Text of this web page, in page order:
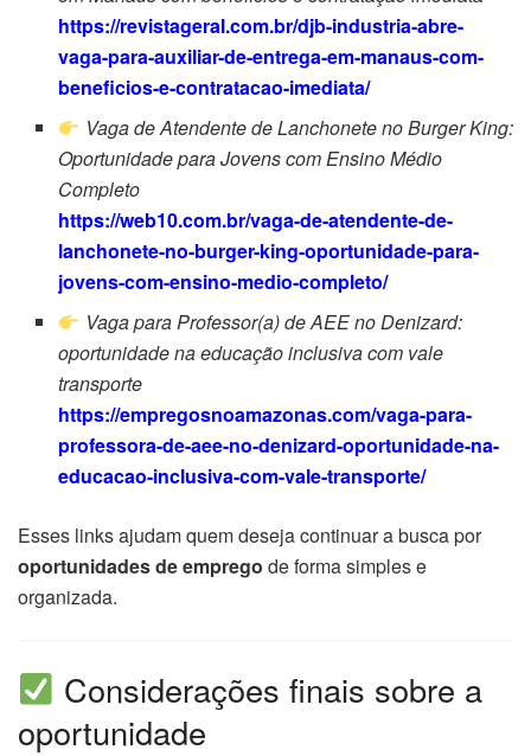
https://revistageral.com.br/djb-industria-abre-
vaga-para-auxiliar-de-entrega-em-manaus-com-
beneficios-e-contratacao-imediata/
Vaga de Atendente de Lanchonete no Burger King:
Oportunidade para Jovens com Ensino Médio
Completo
https://web10.com.br/vaga-de-atendente-de-
lanchonete-no-burger-king-oportunidade-para-
jovens-com-ensino-medio-completo/
Vaga para Professor(a) de AEE no Denizard:
oportunidade na educação inclusiva com vale
transporte
https://empregosnoamazonas.com/vaga-para-
professora-de-aee-no-denizard-oportunidade-na-
educacao-inclusiva-com-vale-transporte/
Esses links ajudam quem deseja continuar a busca por
oportunidades de emprego de forma simples e
organizada.
Considerações finais sobre a
oportunidade